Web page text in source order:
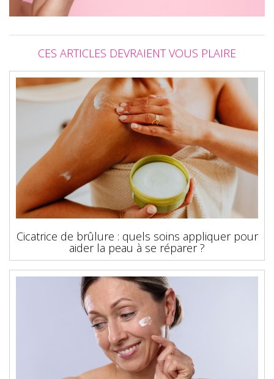
CES ARTICLES DEVRAIENT VOUS PLAIRE
Cicatrice de brûlure : quels soins appliquer pour
aider la peau à se réparer ?